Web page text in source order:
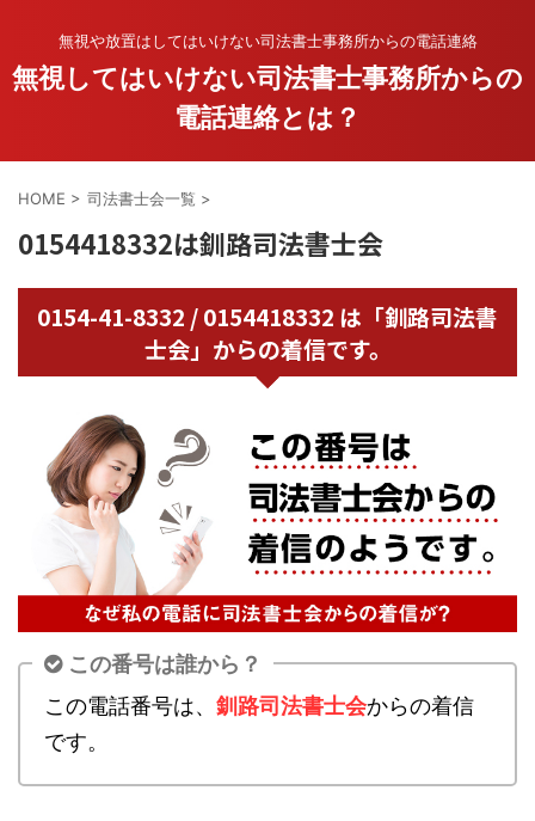
無視や放置はしてはいけない司法書士事務所からの電話連絡
無視してはいけない司法書士事務所からの
電話連絡とは？
HOME > 司法書士会一覧 >
0154418332は釧路司法書士会
0154-41-8332 / 0154418332 は「釧路司法書
士会」からの着信です。
この番号は誰から？
この電話番号は、 釧路司法書士会からの着信
です。